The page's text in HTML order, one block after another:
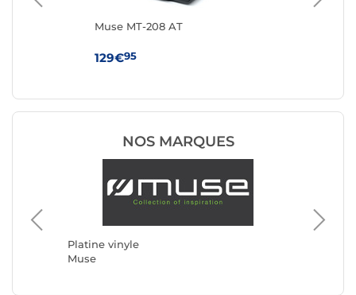
Muse MT-208 AT
129€95
NOS MARQUES
Platine vinyle
Muse